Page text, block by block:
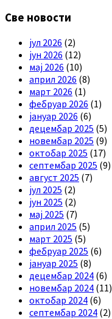
Све новости
јул 2026 (2)
јун 2026 (12)
мај 2026 (10)
април 2026 (8)
март 2026 (1)
фебруар 2026 (1)
јануар 2026 (6)
децембар 2025 (5)
новембар 2025 (9)
октобар 2025 (17)
септембар 2025 (9)
август 2025 (7)
јул 2025 (2)
јун 2025 (2)
мај 2025 (7)
април 2025 (5)
март 2025 (5)
фебруар 2025 (6)
јануар 2025 (8)
децембар 2024 (6)
новембар 2024 (11)
октобар 2024 (6)
септембар 2024 (2)